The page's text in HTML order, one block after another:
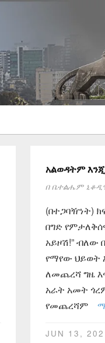
አልወዳትም
በቤተልሔም
(በተጋባዥነት)
በግድ
አይዞሽ!” ብለው
የማየው ህይወት
ለመጨረሻ ግዜ
አራት አመት
የመጨረሻም
JUN 13,